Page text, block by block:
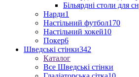
Більярдні столи для
Нарди1
Настільний футбол170
Настільний хокей10
Покер6
Шведські стінки342
Каталог
Все Шведські стінки